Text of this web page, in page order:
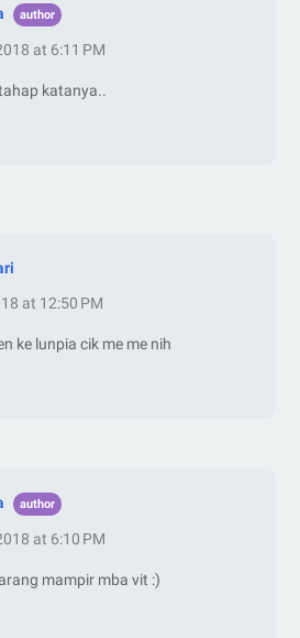
at 6:11 PM
katanya..
at 12:50 PM
ke lunpia cik me me nih
at 6:10 PM
mampir mba vit :)